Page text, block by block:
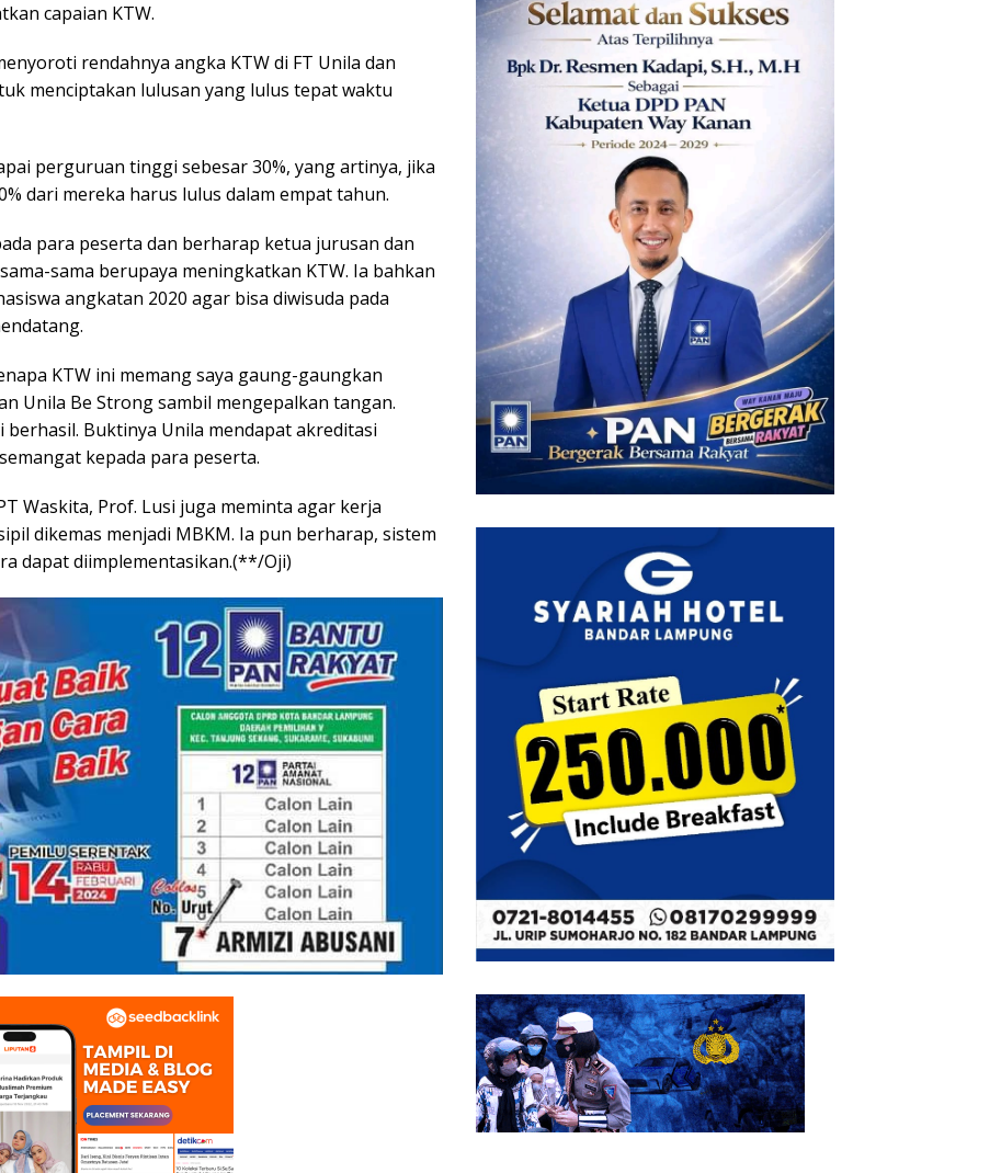
capaian KTW.
rendahnya angka KTW di FT Unila dan
menciptakan lulusan yang lulus tepat waktu
perguruan tinggi sebesar 30%, yang artinya, jika
dari mereka harus lulus dalam empat tahun.
para peserta dan berharap ketua jurusan dan
sama berupaya meningkatkan KTW. Ia bahkan
angkatan 2020 agar bisa diwisuda pada
KTW ini memang saya gaung-gaungkan
Unila Be Strong sambil mengepalkan tangan.
Buktinya Unila mendapat akreditasi
kepada para peserta.
Waskita, Prof. Lusi juga meminta agar kerja
dikemas menjadi MBKM. Ia pun berharap, sistem
dapat diimplementasikan.(**/Oji)